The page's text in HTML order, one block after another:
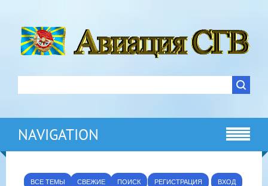
NAVIGATION
ВСЕ ТЕМЫ СВЕЖИЕ ПОИСК РЕГИСТРАЦИЯ ВХОД